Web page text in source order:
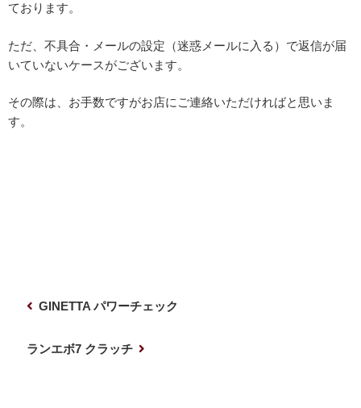
ております。
ただ、不具合・メールの設定（迷惑メールに入る）で返信が届
いていないケースがございます。
その際は、お手数ですがお店にご連絡いただければと思いま
す。
GINETTA パワーチェック
ランエボ7 クラッチ